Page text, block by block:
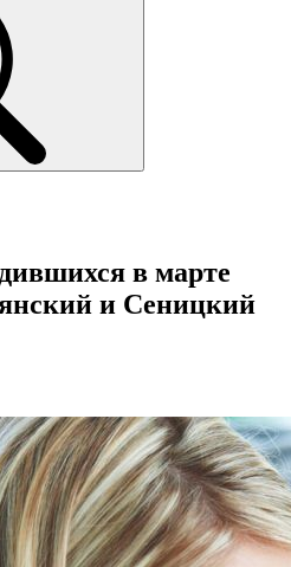
в марте
и Сеницкий